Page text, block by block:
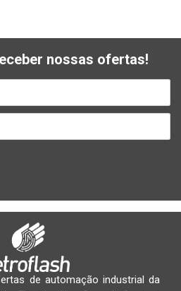
nossas ofertas!
de automação industrial da